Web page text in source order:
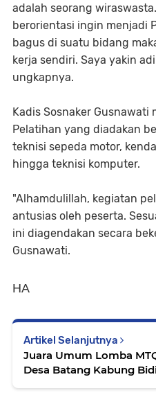
adalah seorang
berorientasi ingin menjadi
bagus di suatu bidang
kerja sendiri. Saya yakin
ungkapnya.
Kadis Sosnaker Gusnawati
Pelatihan yang diadakan
teknisi sepeda motor,
hingga teknisi komputer.
"Alhamdulillah, kegiatan
antusias oleh peserta.
ini diagendakan secara
Gusnawati.
HA
Artikel Selanjutnya
Juara Umum Lomba
Desa Batang Kabung